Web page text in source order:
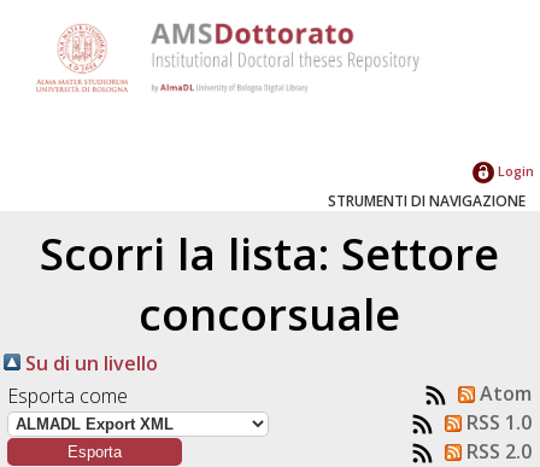
Login
STRUMENTI DI NAVIGAZIONE
Scorri la lista: Settore
concorsuale
Su di un livello
Esporta come
Atom
RSS 1.0
RSS 2.0